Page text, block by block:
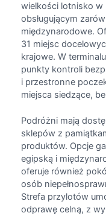
wielkości lotnisko w
obsługującym
międzynarodowe.
31 miejsc
krajowe. W
punkty kontroli
i przestronne
miejsca siedzące,
Podróżni mają
sklepów z
produktów. Opcje
egipską i
oferuje również
osób
Strefa przylotów
odprawę celną, z